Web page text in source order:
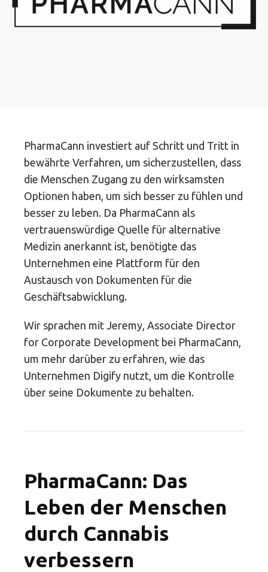
PharmaCann investiert auf Schritt und Tritt in
bewährte Verfahren, um sicherzustellen, dass
die Menschen Zugang zu den wirksamsten
Optionen haben, um sich besser zu fühlen und
besser zu leben. Da PharmaCann als
vertrauenswürdige Quelle für alternative
Medizin anerkannt ist, benötigte das
Unternehmen eine Plattform für den
Austausch von Dokumenten für die
Geschäftsabwicklung.
Wir sprachen mit Jeremy, Associate Director
for Corporate Development bei PharmaCann,
um mehr darüber zu erfahren, wie das
Unternehmen Digify nutzt, um die Kontrolle
über seine Dokumente zu behalten.
PharmaCann: Das
Leben der Menschen
durch Cannabis
verbessern